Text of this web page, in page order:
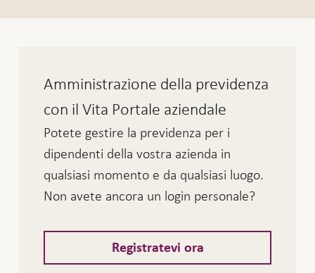
Amministrazione della previdenza
con il Vita Portale aziendale
Potete gestire la previdenza per i
dipendenti della vostra azienda in
qualsiasi momento e da qualsiasi luogo.
Non avete ancora un login personale?
Registratevi ora